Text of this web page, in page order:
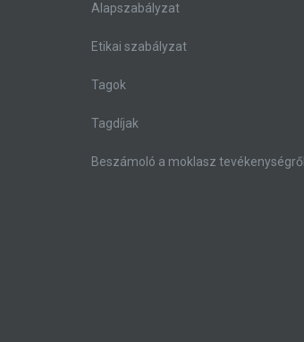
Alapszabályzat
Etikai szabályzat
Tagok
Tagdíjak
Beszámoló a moklasz tevékenységről